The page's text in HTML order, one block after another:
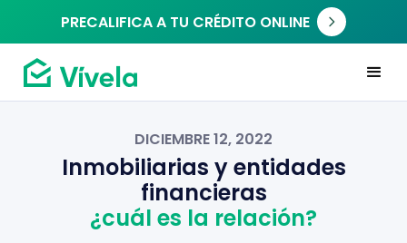
PRECALIFICA A TU CRÉDITO ONLINE
DICIEMBRE 12, 2022
Inmobiliarias y entidades
financieras
¿cuál es la relación?